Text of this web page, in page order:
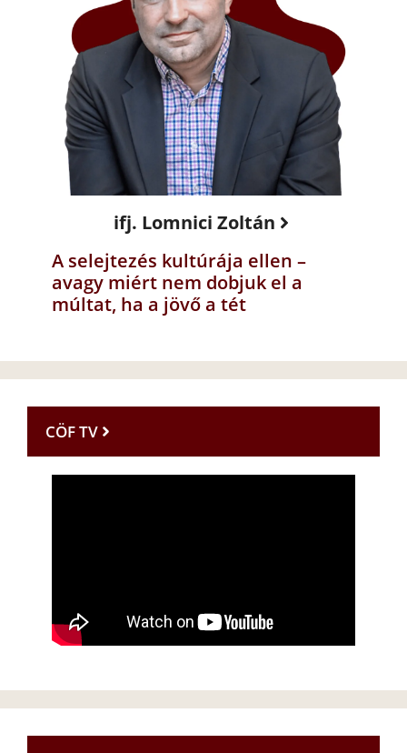
ifj. Lomnici Zoltán
A selejtezés kultúrája ellen –
avagy miért nem dobjuk el a
múltat, ha a jövő a tét
CÖF TV